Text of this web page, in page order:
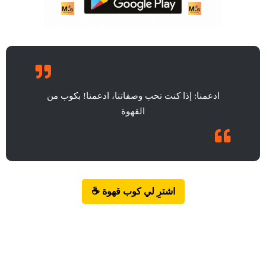
ادعمنا: إذا كنت تحب وصفاتنا، ادعمنا! بكوب من
القهوة
اشترِ لي كوب قهوة ☕